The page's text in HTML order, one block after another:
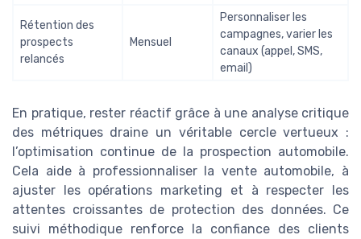
Rétention des
prospects
relancés
Mensuel
Personnaliser les
campagnes, varier les
canaux (appel, SMS,
email)
En pratique, rester réactif grâce à une analyse critique
des métriques draine un véritable cercle vertueux :
l’optimisation continue de la prospection automobile.
Cela aide à professionnaliser la vente automobile, à
ajuster les opérations marketing et à respecter les
attentes croissantes de protection des données. Ce
suivi méthodique renforce la confiance des clients